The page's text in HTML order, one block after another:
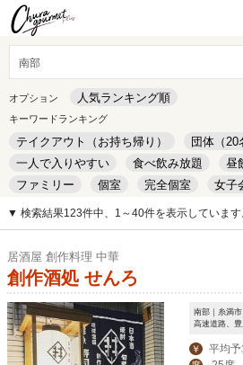
南部
オプション 人気ランキング順
キーワードランキング
テイクアウト（お持ち帰り）
団体（20
一人で入りやすい
食べ飲み放題 昼
ファミリー
個室 完全個室 女子
キッズルーム
安い デート
▼ 検索結果123件中、1～40件を表示しています
居酒屋 創作料理 中華
創作酒処 せんろ
南部｜糸満
高速道路、
￥ 平均